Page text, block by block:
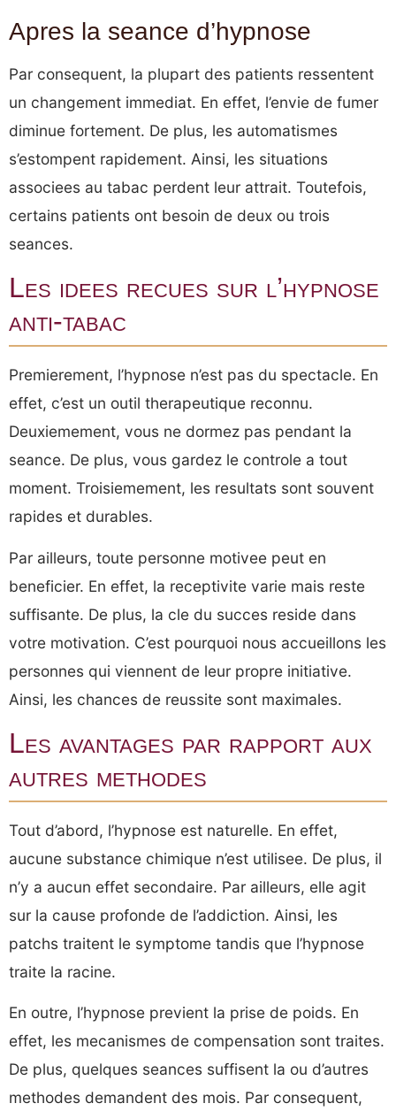
Apres la seance d’hypnose
Par consequent, la plupart des patients ressentent
un changement immediat. En effet, l’envie de fumer
diminue fortement. De plus, les automatismes
s’estompent rapidement. Ainsi, les situations
associees au tabac perdent leur attrait. Toutefois,
certains patients ont besoin de deux ou trois
seances.
Les idees recues sur l’hypnose
anti-tabac
Premierement, l’hypnose n’est pas du spectacle. En
effet, c’est un outil therapeutique reconnu.
Deuxiemement, vous ne dormez pas pendant la
seance. De plus, vous gardez le controle a tout
moment. Troisiemement, les resultats sont souvent
rapides et durables.
Par ailleurs, toute personne motivee peut en
beneficier. En effet, la receptivite varie mais reste
suffisante. De plus, la cle du succes reside dans
votre motivation. C’est pourquoi nous accueillons les
personnes qui viennent de leur propre initiative.
Ainsi, les chances de reussite sont maximales.
Les avantages par rapport aux
autres methodes
Tout d’abord, l’hypnose est naturelle. En effet,
aucune substance chimique n’est utilisee. De plus, il
n’y a aucun effet secondaire. Par ailleurs, elle agit
sur la cause profonde de l’addiction. Ainsi, les
patchs traitent le symptome tandis que l’hypnose
traite la racine.
En outre, l’hypnose previent la prise de poids. En
effet, les mecanismes de compensation sont traites.
De plus, quelques seances suffisent la ou d’autres
methodes demandent des mois. Par consequent,